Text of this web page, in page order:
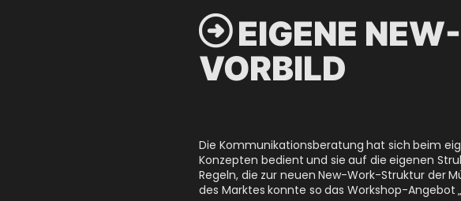
EIGENE
VORBILD
Die Kommunikationsberatung hat sich beim
Konzepten bedient und sie auf die eigenen
Regeln, die zur neuen New-Work-Struktur der
des Marktes konnte so das Workshop-Angebot